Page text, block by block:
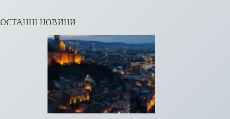
ОСТАННІ НОВИНИ